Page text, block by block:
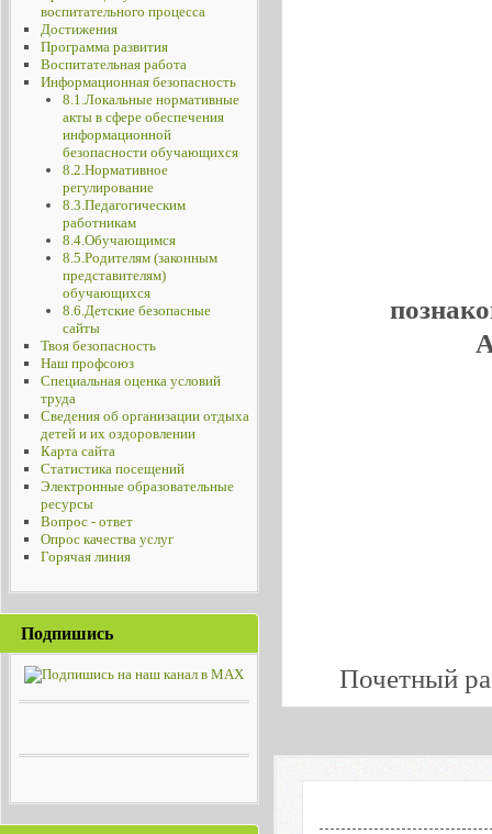
воспитательного процесса
Достижения
Программа развития
Воспитательная работа
Информационная безопасность
8.1.Локальные нормативные
акты в сфере обеспечения
информационной
безопасности обучающихся
8.2.Нормативное
регулирование
8.3.Педагогическим
работникам
8.4.Обучающимся
8.5.Родителям (законным
представителям)
обучающихся
8.6.Детские безопасные
сайты
Твоя безопасность
Наш профсоюз
Специальная оценка условий
труда
Сведения об организации отдыха
детей и их оздоровлении
Карта сайта
Статистика посещений
Электронные образовательные
ресурсы
Вопрос - ответ
Опрос качества услуг
Горячая линия
Подпишись
Почетный